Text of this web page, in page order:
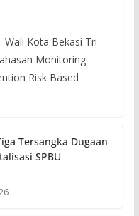
Wali Kota Bekasi Tri
Monitoring
Risk Based
Tersangka Dugaan
SPBU